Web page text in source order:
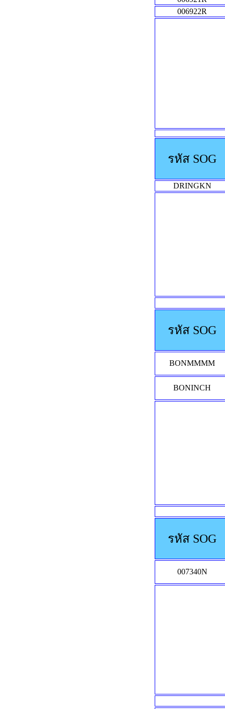
006922R
รหัส SOG
DRINGKN
รหัส SOG
BONMMMM
BONINCH
รหัส SOG
007340N